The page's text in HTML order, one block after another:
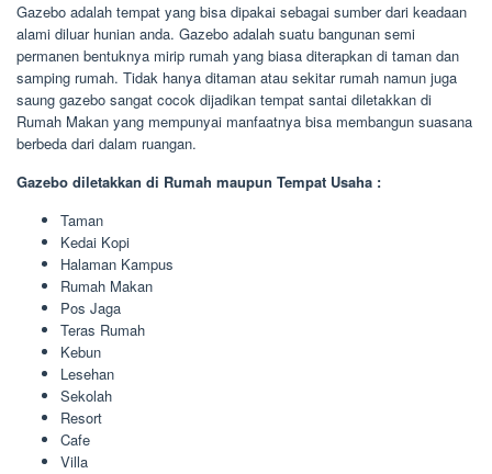
Gazebo adalah tempat yang bisa dipakai sebagai sumber dari keadaan
alami diluar hunian anda. Gazebo adalah suatu bangunan semi
permanen bentuknya mirip rumah yang biasa diterapkan di taman dan
samping rumah. Tidak hanya ditaman atau sekitar rumah namun juga
saung gazebo sangat cocok dijadikan tempat santai diletakkan di
Rumah Makan yang mempunyai manfaatnya bisa membangun suasana
berbeda dari dalam ruangan.
Gazebo diletakkan di Rumah maupun Tempat Usaha :
Taman
Kedai Kopi
Halaman Kampus
Rumah Makan
Pos Jaga
Teras Rumah
Kebun
Lesehan
Sekolah
Resort
Cafe
Villa